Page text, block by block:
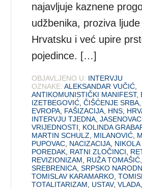
najavljuje kaznene
udžbenika, proziva
Hrvatsku i već upire
pojedince. […]
OBJAVLJENO U: INTERVJU
OZNAKE: ALEKSANDAR VUČIĆ
ANTIKOMUNISTIČKI MANIFEST,
IZETBEGOVIĆ ,ČIŠĆENJE SRBA
EVROPA FAŠIZACIJA HNS
INTERVJU TJEDNA ,JASENOVAC
VRIJEDNOSTI
KOLINDA
MARTIN SCHULZ
MILANOVIĆ
PUPOVAC NACIZACIJA
POREDAK RATNI ZLOČINCI
REVIZIONIZAM
RUŽA TOMAŠIĆ
SREBRENICA ,SRPSKO
TOMISLAV KARAMARKO ,
TOTALITARIZAM
USTAV,VLADA